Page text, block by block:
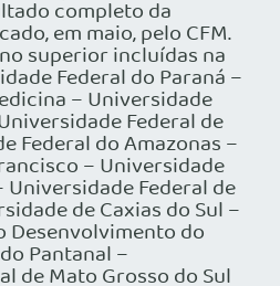
completo da
em maio, pelo CFM.
superior incluídas na
Federal do Paraná –
– Universidade
Federal de
Federal do Amazonas –
– Universidade
Universidade Federal de
de Caxias do Sul –
Desenvolvimento do
Pantanal –
de Mato Grosso do Sul